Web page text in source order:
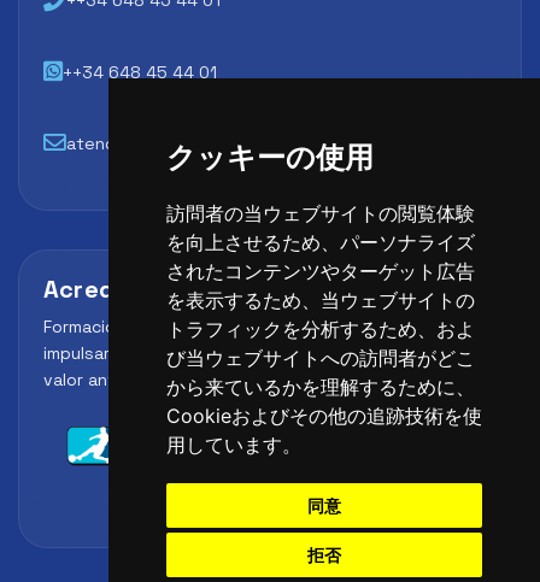
クッキーの使用
訪問者の当ウェブサイトの閲覧体験
を向上させるため、パーソナライズ
されたコンテンツやターゲット広告
を表示するため、当ウェブサイトの
トラフィックを分析するため、およ
び当ウェブサイトへの訪問者がどこ
から来ているかを理解するために、
Cookieおよびその他の追跡技術を使
用しています。
同意
拒否
++34 648 45 44 01
atencion@futbollab.com
Acreditaciones y alianzas
Formación, metodología y reconocimiento para
impulsar el perfil profesional del alumno y reforzar su
valor ante clubes, academias y entidades deportivas.